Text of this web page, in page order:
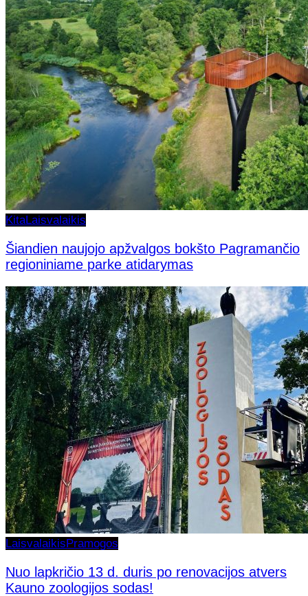
KitaLaisvalaikis
Šiandien naujojo apžvalgos bokšto Pagramančio
regioniniame parke atidarymas
LaisvalaikisPramogos
Nuo lapkričio 13 d. duris po renovacijos atvers
Kauno zoologijos sodas!